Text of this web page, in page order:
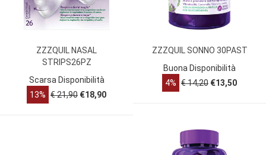
ZZZQUIL NASAL
STRIPS26PZ
Scarsa Disponibilità
13% € 21,90 €18,90
ZZZQUIL SONNO 30PAST
Buona Disponibilità
4% € 14,20 €13,50